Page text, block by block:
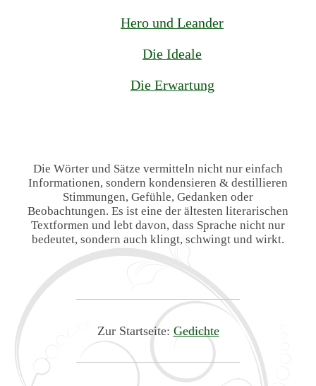
Hero und Leander
Die Ideale
Die Erwartung
Die Wörter und Sätze vermitteln nicht nur einfach
Informationen, sondern kondensieren & destillieren
Stimmungen, Gefühle, Gedanken oder
Beobachtungen. Es ist eine der ältesten literarischen
Textformen und lebt davon, dass Sprache nicht nur
bedeutet, sondern auch klingt, schwingt und wirkt.
Zur Startseite: Gedichte